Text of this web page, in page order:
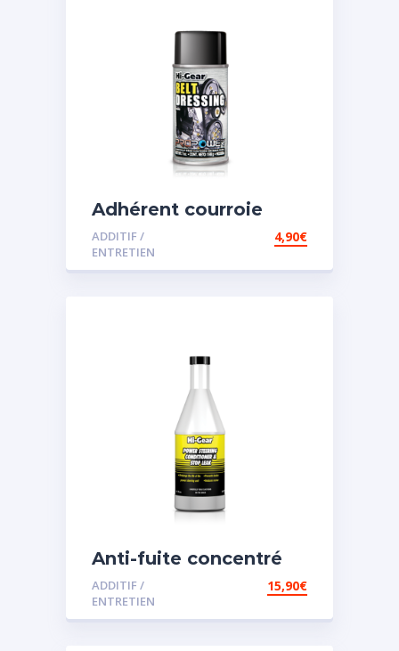
Adhérent courroie
ADDITIF /
ENTRETIEN
4,90€
Anti-fuite concentré
pour direction
assistée
ADDITIF /
ENTRETIEN
15,90€